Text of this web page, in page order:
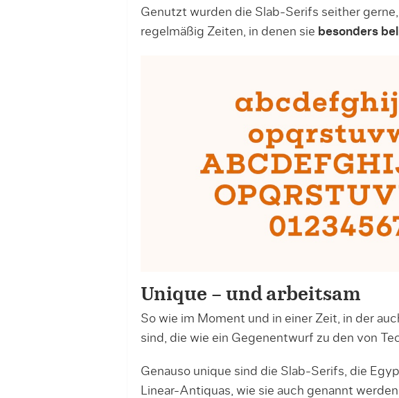
Genutzt wurden die Slab-Serifs seither
regelmäßig Zeiten, in denen sie besonders
Unique – und arbeitsam
So wie im Moment und in einer Zeit, in der
sind, die wie ein Gegenentwurf zu den von
Genauso unique sind die Slab-Serifs, die
Linear-Antiquas, wie sie auch genannt